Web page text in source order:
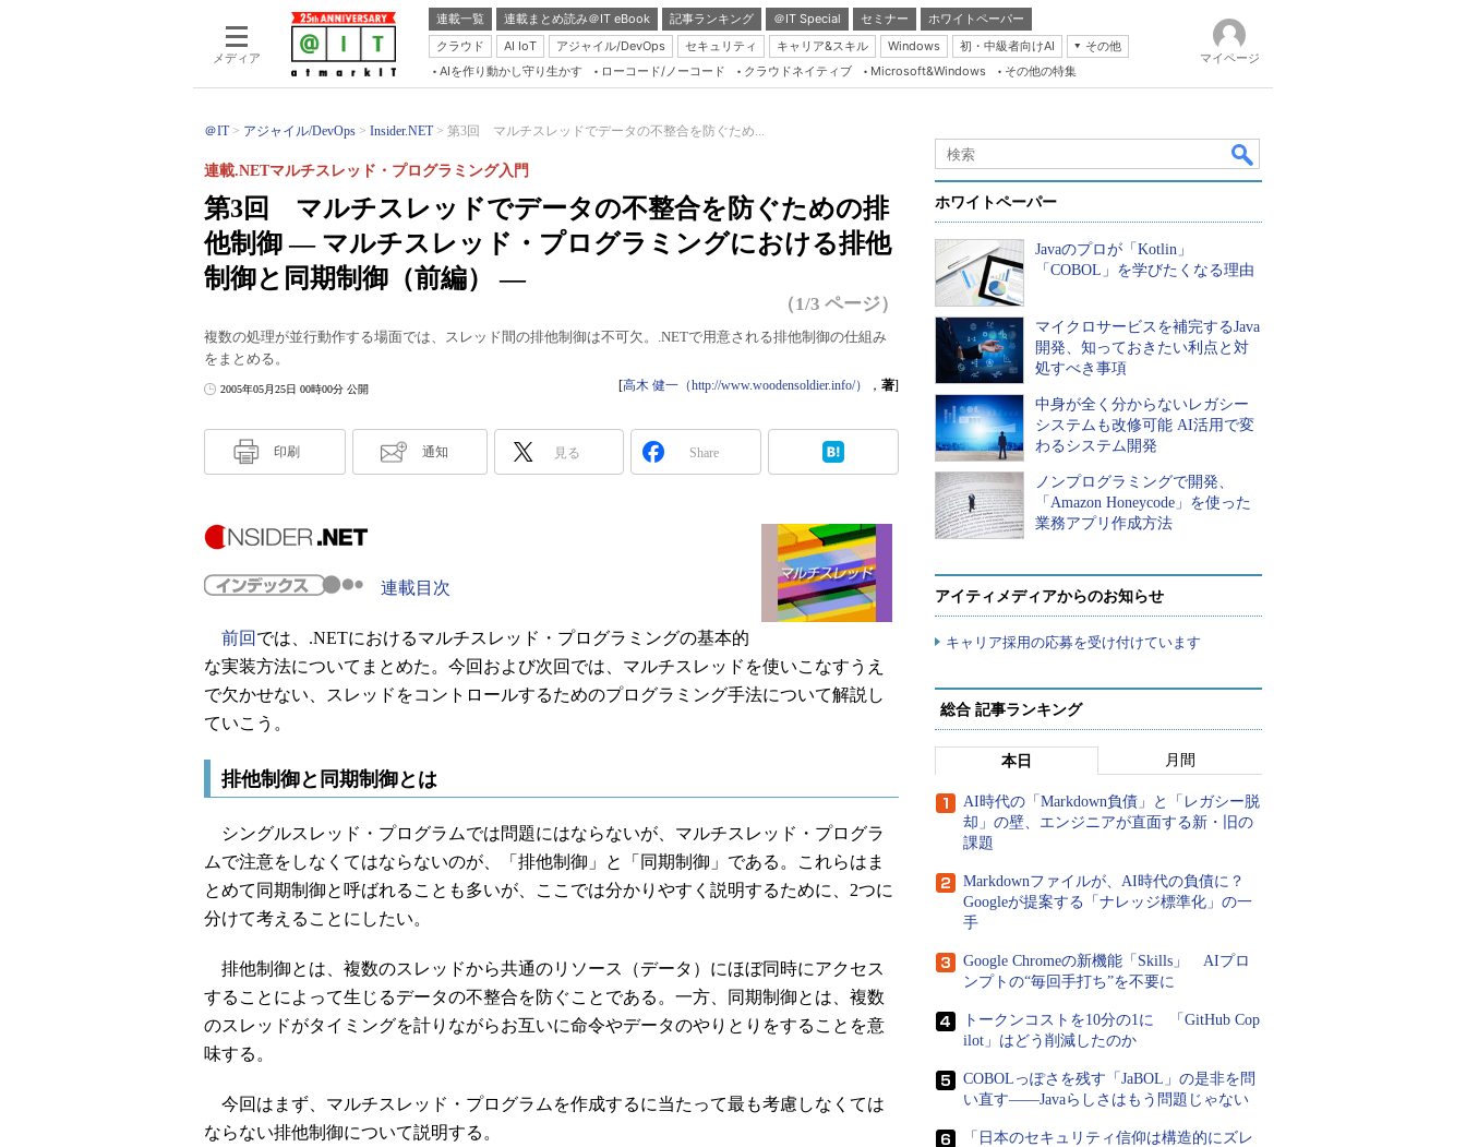
メディア
連載一覧 連載まとめ読み＠IT eBook 記事ランキング ＠IT Special セミナー
ホワイトペーパー
クラウド
AI IoT アジャイル/DevOps セキュリティ キャリア&スキル Windows 初・中級者向けAI
その他
Server & Storage
Java Agile
Database Expert
Master of IP Network
Security & Trust
Insider.NET
ブログ
AIを作り動かし守り生かす ローコード/ノーコード クラウドネイティブ Microsoft&Windows その他の特集
マイページ
＠IT アジャイル/DevOps Insider.NET 第3回 マルチスレッドでデータの不整合を防ぐため...
第3回 マルチスレッドでデータの不整合を防ぐための排
他制御 ― マルチスレッド・プログラミングにおける排他
制御と同期制御（前編） ―
連載.NETマルチスレッド・プログラミング入門
（1/3 ページ）
複数の処理が並行動作する場面では、スレッド間の排他制御は不可欠。.NETで用意される排他制御の仕組み
をまとめる。
2005年05月25日 00時00分 公開 [高木 健一（http://www.woodensoldier.info/） ， 著]
印刷 通知 見る Share
連載目次
前回 では、.NETにおけるマルチスレッド・プログラミングの基本的
な実装方法についてまとめた。今回および次回では、マルチスレッドを使いこなすうえ
で欠かせない、スレッドをコントロールするためのプログラミング手法について解説し
ていこう。
排他制御と同期制御とは
シングルスレッド・プログラムでは問題にはならないが、マルチスレッド・プログラ
ムで注意をしなくてはならないのが、「排他制御」と「同期制御」である。これらはま
とめて同期制御と呼ばれることも多いが、ここでは分かりやすく説明するために、2つに
分けて考えることにしたい。
排他制御とは、複数のスレッドから共通のリソース（データ）にほぼ同時にアクセス
することによって生じるデータの不整合を防ぐことである。一方、同期制御とは、複数
のスレッドがタイミングを計りながらお互いに命令やデータのやりとりをすることを意
味する。
今回はまず、マルチスレッド・プログラムを作成するに当たって最も考慮しなくては
ならない排他制御について説明する。
ホワイトペーパー
Javaのプロが「Kotlin」
「COBOL」を学びたくなる理由
マイクロサービスを補完するJava
開発、知っておきたい利点と対
処すべき事項
中身が全く分からないレガシー
システムも改修可能 AI活用で変
わるシステム開発
ノンプログラミングで開発、
「Amazon Honeycode」を使った
業務アプリ作成方法
アイティメディアからのお知らせ
キャリア採用の応募を受け付けています
総合 記事ランキング
本日 月間
AI時代の「Markdown負債」と「レガシー脱
却」の壁、エンジニアが直面する新・旧の
課題
Markdownファイルが、AI時代の負債に？
Googleが提案する「ナレッジ標準化」の一
手
Google Chromeの新機能「Skills」 AIプロ
ンプトの“毎回手打ち”を不要に
トークンコストを10分の1に 「GitHub Cop
ilot」はどう削減したのか
COBOLっぽさを残す「JaBOL」の是非を問
い直す――Javaらしさはもう問題じゃない
「日本のセキュリティ信仰は構造的にズレ